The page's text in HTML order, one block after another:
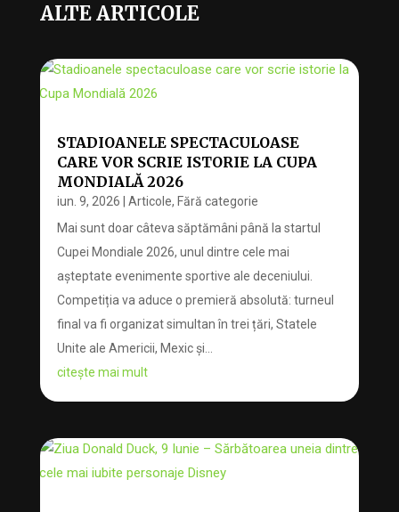
ALTE ARTICOLE
STADIOANELE SPECTACULOASE
CARE VOR SCRIE ISTORIE LA CUPA
MONDIALĂ 2026
iun. 9, 2026 Articole, Fără categorie
Mai sunt doar câteva săptămâni până la startul
Cupei Mondiale 2026, unul dintre cele mai
așteptate evenimente sportive ale deceniului.
Competiția va aduce o premieră absolută: turneul
final va fi organizat simultan în trei țări, Statele
Unite ale Americii, Mexic și...
citește mai mult